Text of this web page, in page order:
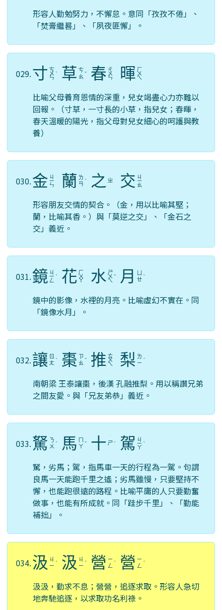
形容人勤勉努力，不懈怠。意同「孜孜不倦」、
「焚膏繼晷」、「夙夜匪懈」。
029.寸 ㄘ
ㄨ
ㄣ
ˋ 草 ㄘ
ㄠ ˇ 春 ㄔ
ㄨ
ㄣ 暉 ㄏ
ㄨ
ㄟ
比喻父母養育恩情的深重，兒女竭盡心力亦難以
回報。（寸草，一寸長的小草，指兒女；春暉，
春天溫暖的陽光，指父母對兒女細心的呵護與教
養）
030.金 ㄐ
ㄧ
ㄣ 蘭 ㄌ
ㄢ ˊ 之 ㄓ 交 ㄐ
ㄧ
ㄠ
形容朋友交情的契合。（金，用以比喻其堅；
蘭，比喻其香。）與「莫逆之交」、「金石之
交」義近。
031.鏡 ㄐ
ㄧ
ㄥ
ˋ 花 ㄏ
ㄨ
ㄚ 水 ㄕ
ㄨ
ㄟ
ˇ 月
ㄝˋ
鏡中的影像，水裡的月亮。比喻虛幻不實在。同
「鏡像水月」。
032.讓 ㄖ
ㄤ ˋ 棗 ㄗ
ㄠ ˇ 推 ㄊ
ㄨ
ㄟ 梨 ㄌ
ㄧ ˊ
南朝梁 王泰讓棗，後漢 孔融推梨。用以稱讚兄弟
之間友愛。與「兄友弟恭」義近。
033.駑 ㄋ
ㄨ ˊ 馬 ㄇ
ㄚ ˇ 十 ㄕ ˊ 駕 ㄐ
ㄧ
ㄚ
ˋ
駑，劣馬；駕，指馬車一天的行程為一駕。句謂
良馬一天能跑千里之遙；劣馬雖慢，只要堅持不
懈，也能跑很遠的路程。比喻平庸的人只要勤奮
做事，也能有所成就。同「跬步千里」、「勤能
補拙」。
034.汲 ㄐ
ㄧ ˊ 汲 ㄐ
ㄧ ˊ 營 ㄧ
ㄥ ˊ 營 ㄧ
ㄥ ˊ
汲汲，勤求不息；營營，追逐求取。形容人急切
地奔馳追逐，以求取功名利祿。